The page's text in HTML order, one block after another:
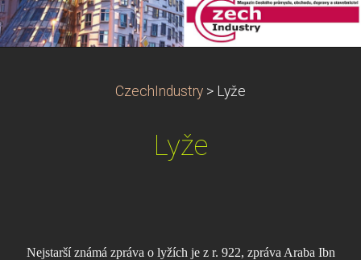
CzechIndustry > Lyže
Lyže
Nejstarší známá zpráva o lyžích je z r. 922, zpráva Araba Ibn